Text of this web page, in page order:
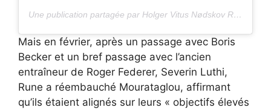
Une publication partagée par Holger Vitus Nødskov Rune (@holgerrune)
Mais en février, après un passage avec Boris
Becker et un bref passage avec l’ancien
entraîneur de Roger Federer, Severin Luthi,
Rune a réembauché Mourataglou, affirmant
qu’ils étaient alignés sur leurs « objectifs élevés